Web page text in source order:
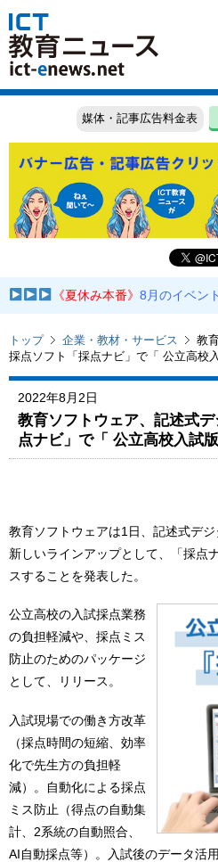
媒体・記事広告料金表
《夏休み本番》8月のイベン
トップ 企業・教材・サービス
教
採点ソフト「採点ナビ」で「 公立高校
2022年8月2日
教育ソフトウェア、記述式
点ナビ」で「 公立高校入試
教育ソフトウェアは1日、記述式デ
新しいラインアップとして、「採点
スすることを発表した。
公立高校の入試採点業務
の負担軽減や、採点ミス
防止のためのパッケージ
として、リリース。
入試現場での働き方改革
（採点時間の短縮、効率
化で先生方の負担軽
減）。自動化による採点
ミス防止（得点の自動集
計、2系統の自動照合、
AI自動採点等）。入試後のデータ活